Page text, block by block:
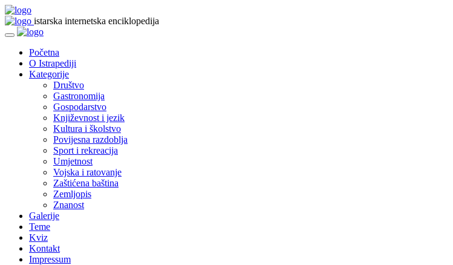
istarska internetska enciklopedija
Početna
O Istrapediji
Kategorije
Društvo
Gastronomija
Gospodarstvo
Književnost i jezik
Kultura i školstvo
Povijesna razdoblja
Sport i rekreacija
Umjetnost
Vojska i ratovanje
Zaštićena baština
Zemljopis
Znanost
Galerije
Teme
Kviz
Kontakt
Impressum